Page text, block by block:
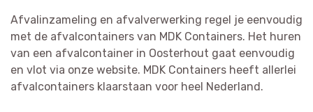
Afvalinzameling en afvalverwerking regel je eenvoudig
met de afvalcontainers van MDK Containers. Het huren
van een afvalcontainer in Oosterhout gaat eenvoudig
en vlot via onze website. MDK Containers heeft allerlei
afvalcontainers klaarstaan voor heel Nederland.